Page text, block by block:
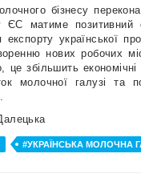
бізнесу
у ЄС матиме позитивний
української
нових робочих
це збільшить
молочної галузі та
#УКРАЇНСЬКА МОЛОЧНА